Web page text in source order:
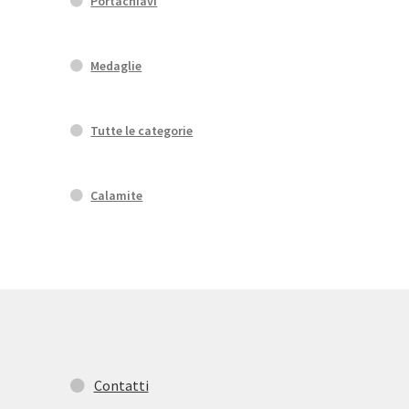
Medaglie
Tutte le categorie
Calamite
Contatti